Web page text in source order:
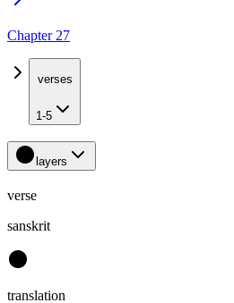
Chapter 27
verses
1-5
layers
verse
sanskrit
translation